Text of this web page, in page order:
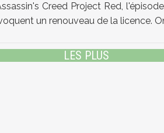
Creed Project Red,
un renouveau de la licence.
LES PLUS